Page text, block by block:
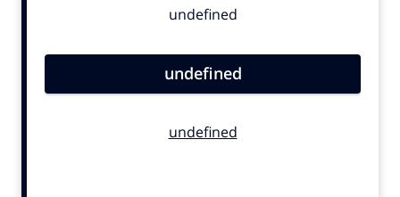
Contentmarketing